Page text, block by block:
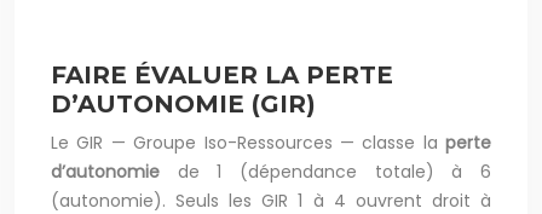
FAIRE ÉVALUER LA PERTE
D’AUTONOMIE (GIR)
Le GIR — Groupe Iso-Ressources — classe la perte
d’autonomie de 1 (dépendance totale) à 6
(autonomie). Seuls les GIR 1 à 4 ouvrent droit à